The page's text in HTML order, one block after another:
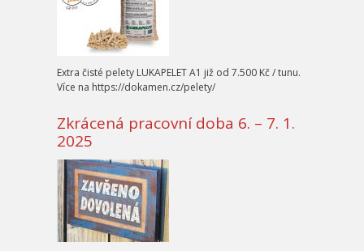
Extra čisté pelety LUKAPELET A1 již od 7.500 Kč / tunu.
Více na https://dokamen.cz/pelety/
Zkrácená pracovní doba 6. – 7. 1.
2025